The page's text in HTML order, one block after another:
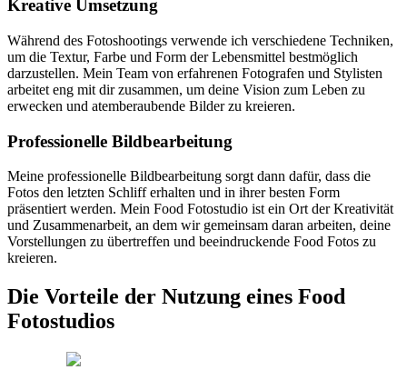
Kreative Umsetzung
Während des Fotoshootings verwende ich verschiedene Techniken,
um die Textur, Farbe und Form der Lebensmittel bestmöglich
darzustellen. Mein Team von erfahrenen Fotografen und Stylisten
arbeitet eng mit dir zusammen, um deine Vision zum Leben zu
erwecken und atemberaubende Bilder zu kreieren.
Professionelle Bildbearbeitung
Meine professionelle Bildbearbeitung sorgt dann dafür, dass die
Fotos den letzten Schliff erhalten und in ihrer besten Form
präsentiert werden. Mein Food Fotostudio ist ein Ort der Kreativität
und Zusammenarbeit, an dem wir gemeinsam daran arbeiten, deine
Vorstellungen zu übertreffen und beeindruckende Food Fotos zu
kreieren.
Die Vorteile der Nutzung eines Food
Fotostudios